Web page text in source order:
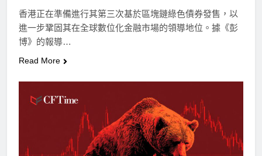
香港正在準備進行其第三次基於區塊鏈綠色債券發售，以
進一步鞏固其在全球數位化金融市場的領導地位。據《彭
博》的報導…
Read More